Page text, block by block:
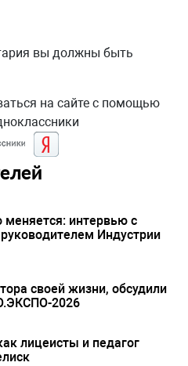
вы должны быть
на сайте с помощью
меняется: интервью с
Индустрии
своей жизни, обсудили
2026
лицеисты и педагог